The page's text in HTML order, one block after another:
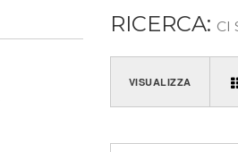
RICERCA: CI
VISUALIZZA